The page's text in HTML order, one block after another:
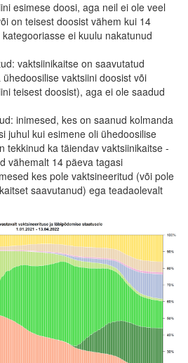
esimese doosi, aga neil ei ole veel
on teisest doosist vähem kui 14
ei kuulu nakatunud
vaktsiinikaitse on saavutatud
vaktsiini doosist või
teisest doosist), aga ei ole saadud
inimesed, kes on saanud kolmanda
juhul kui esimene oli ühedoosilise
tekkinud ka täiendav vaktsiinikaitse -
vähemalt 14 päeva tagasi
kes pole vaktsineeritud (või pole
saavutanud) ega teadaolevalt